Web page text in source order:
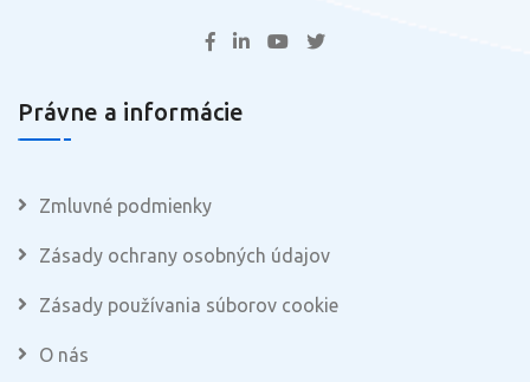
Právne a informácie
Zmluvné podmienky
Zásady ochrany osobných údajov
Zásady používania súborov cookie
O nás